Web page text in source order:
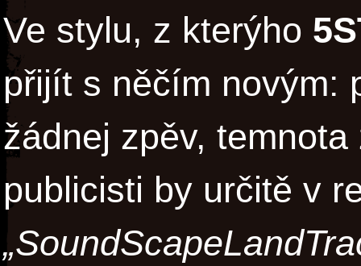
Ve stylu, z kterýho
přijít s něčím novým:
žádnej zpěv,
publicisti by určitě v